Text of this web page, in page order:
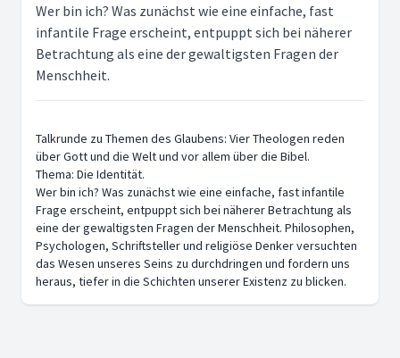
Wer bin ich? Was zunächst wie eine einfache, fast
infantile Frage erscheint, entpuppt sich bei näherer
Betrachtung als eine der gewaltigsten Fragen der
Menschheit.
Talkrunde zu Themen des Glaubens: Vier Theologen reden
über Gott und die Welt und vor allem über die Bibel.
Thema: Die Identität.
Wer bin ich? Was zunächst wie eine einfache, fast infantile
Frage erscheint, entpuppt sich bei näherer Betrachtung als
eine der gewaltigsten Fragen der Menschheit. Philosophen,
Psychologen, Schriftsteller und religiöse Denker versuchten
das Wesen unseres Seins zu durchdringen und fordern uns
heraus, tiefer in die Schichten unserer Existenz zu blicken.